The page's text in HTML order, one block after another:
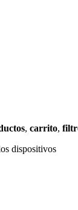
, carrito,
dispositivos